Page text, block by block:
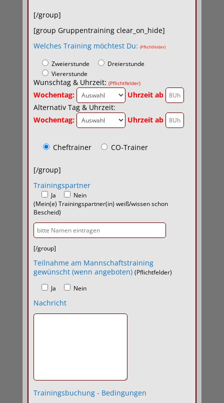
[/group]
[group Gruppentraining clear_on_hide]
Welches Training möchtest Du: (Pflichtfelder)
Zweierstunde
Dreierstunde
Viererstunde
Wunschtag & Uhrzeit: (Pflichtfelder)
Wochentag:
Uhrzeit ab
Alternativ Tag & Uhrzeit:
Wochentag:
Uhrzeit ab
Cheftrainer CO-Trainer
[/group]
Trainingspartner
Ja
Nein
(Mein(e) Trainingspartner(in) weiß/wissen schon
Bescheid)
[/group]
Teilnahme am Mannschaftstraining
gewünscht (wenn angeboten) (Pflichtfelder)
Ja
Nein
Nachricht
Trainingsbuchung - Bedingungen